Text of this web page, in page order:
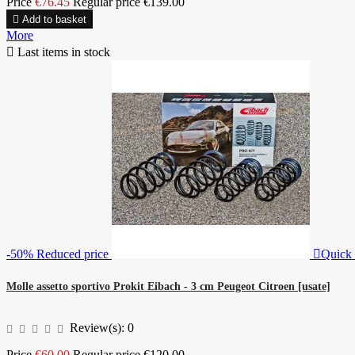
 Add to basket
More
 Last items in stock
-50% Reduced price Quick
Molle assetto sportivo Prokit Eibach - 3 cm Peugeot Citroen [usate]
Review(s): 0